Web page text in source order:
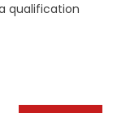
De
Du
qualification